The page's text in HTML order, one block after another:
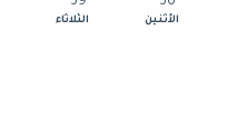
الأثنين الثلاثاء